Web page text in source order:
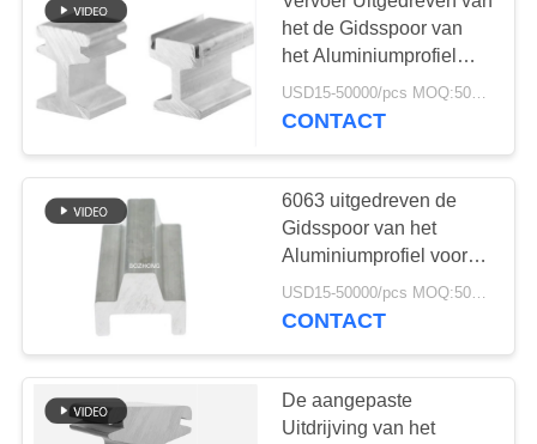
KWALITEITSCONTROLE
CONTACTEER
ONS
VERZOEK
CITAAT
SITEMAP
spiraal
Roestvast stalen
pijp
het de Gidsspoor van
het Aluminiumprofiel
Anode de
Oxydatieoppervlakte
USD15-50000/pcs MOQ:500kg
CONTACT
6063 uitgedreven de
Gidsspoor van het
Aluminiumprofiel voor
Vervoer
USD15-50000/pcs MOQ:500kg
CONTACT
De aangepaste
Uitdrijving van het